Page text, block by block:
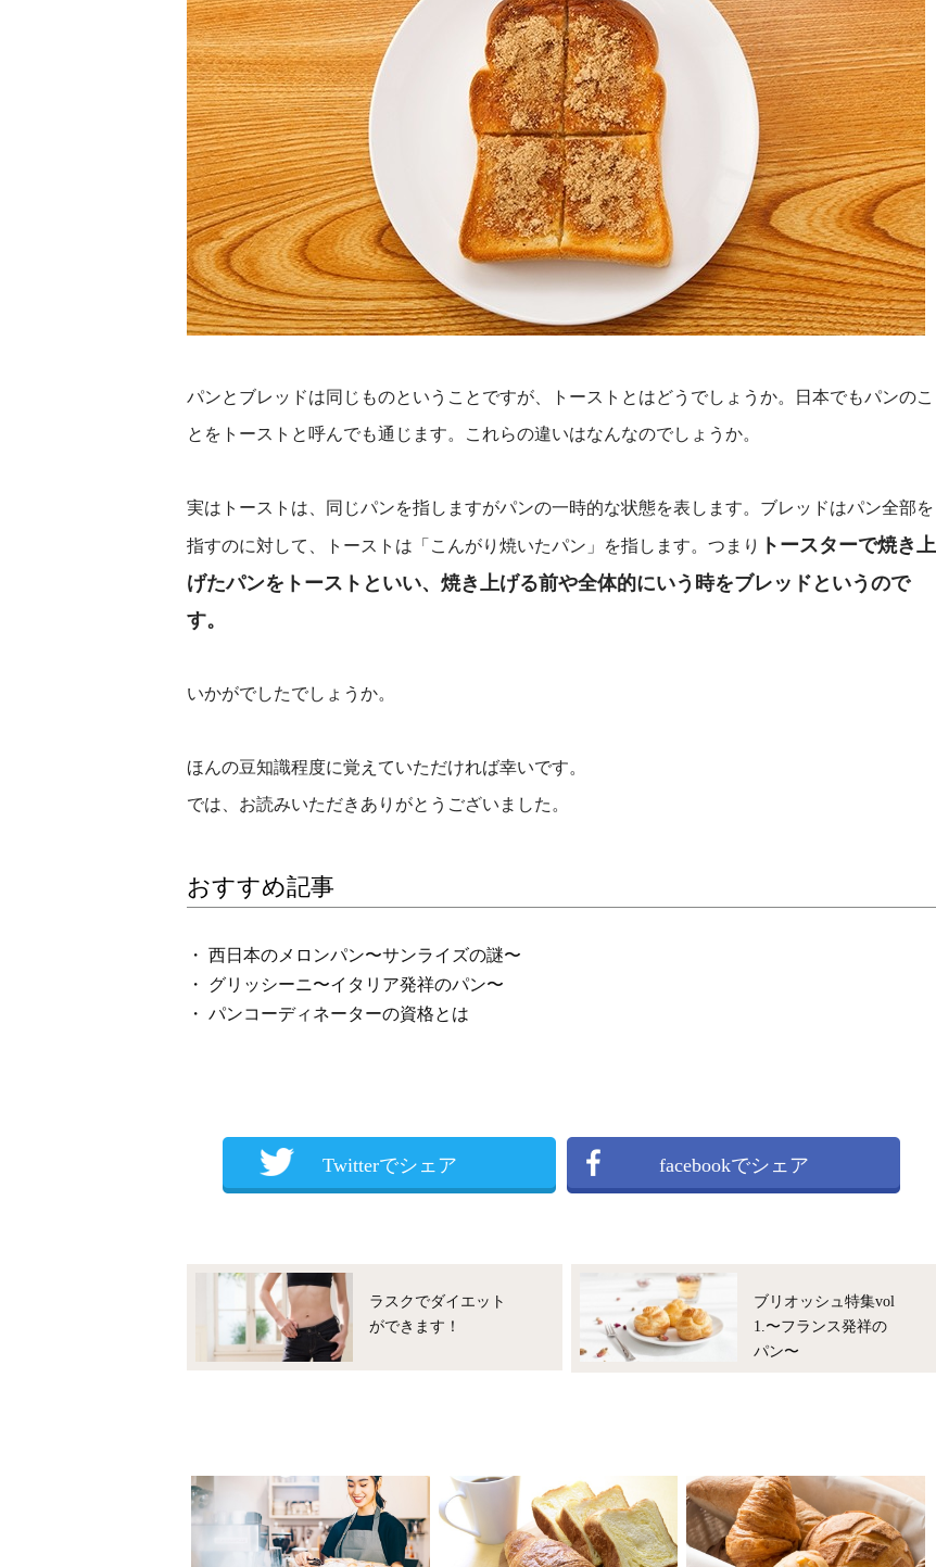
パンとブレッドは同じものということですが、トーストとはどうでしょうか。日本でもパンのこ
とをトーストと呼んでも通じます。これらの違いはなんなのでしょうか。
実はトーストは、同じパンを指しますがパンの一時的な状態を表します。ブレッドはパン全部を
指すのに対して、トーストは「こんがり焼いたパン」を指します。つまり
トースターで焼き上
げたパンをトーストといい、焼き上げる前や全体的にいう時をブレッドというので
す。
いかがでしたでしょうか。
ほんの豆知識程度に覚えていただければ幸いです。
では、お読みいただきありがとうございました。
おすすめ記事
・ 西日本のメロンパン〜サンライズの謎〜
・ グリッシーニ〜イタリア発祥のパン〜
・ パンコーディネーターの資格とは
Twitterでシェア facebookでシェア
ラスクでダイエット
ができます！
ブリオッシュ特集vol
1.〜フランス発祥の
パン〜